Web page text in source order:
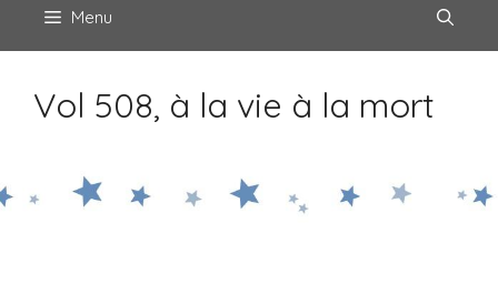
Menu
Vol 508, à la vie à la mort